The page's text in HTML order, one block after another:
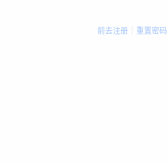
前去注册 重置密码